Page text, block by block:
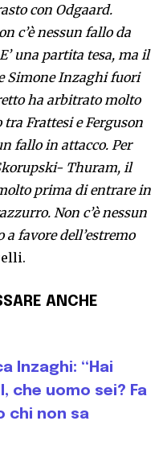
con Odgaard.
c’è nessun fallo da
una partita tesa, ma il
Simone Inzaghi fuori
ha arbitrato molto
Frattesi e Ferguson
fallo in attacco. Per
Thuram, il
prima di entrare in
Non c’è nessun
favore dell’estremo
ANCHE
Inzaghi: “Hai
che uomo sei? Fa
chi non sa